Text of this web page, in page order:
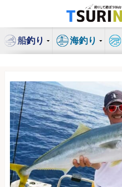
ン
船釣り 海釣り